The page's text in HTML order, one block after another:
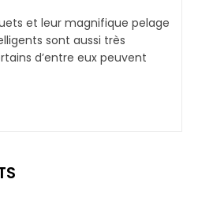
et leur magnifique pelage
sont aussi très
d’entre eux peuvent